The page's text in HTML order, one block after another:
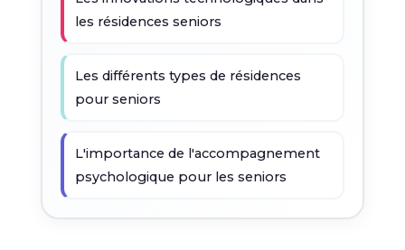
les résidences seniors
Les différents types de résidences
pour seniors
L'importance de l'accompagnement
psychologique pour les seniors